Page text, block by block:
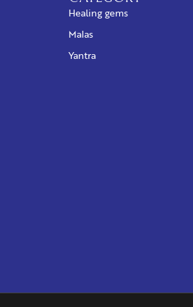
Healing gems
Malas
Yantra